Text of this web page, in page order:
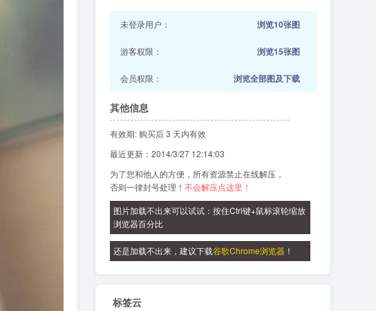
未登录用户： 浏览10张图
游客权限： 浏览15张图
会员权限： 浏览全部图及下载
其他信息
有效期: 购买后 3 天内有效
最近更新：2014/3/27 12:14:03
为了您和他人的方便，所有资源禁止在线解压，
否则一律封号处理！ 不会解压点这里！
图片加载不出来可以试试：按住Ctrl键+鼠标滚轮缩放
浏览器百分比
还是加载不出来，建议下载谷歌Chrome浏览器 ！
标签云